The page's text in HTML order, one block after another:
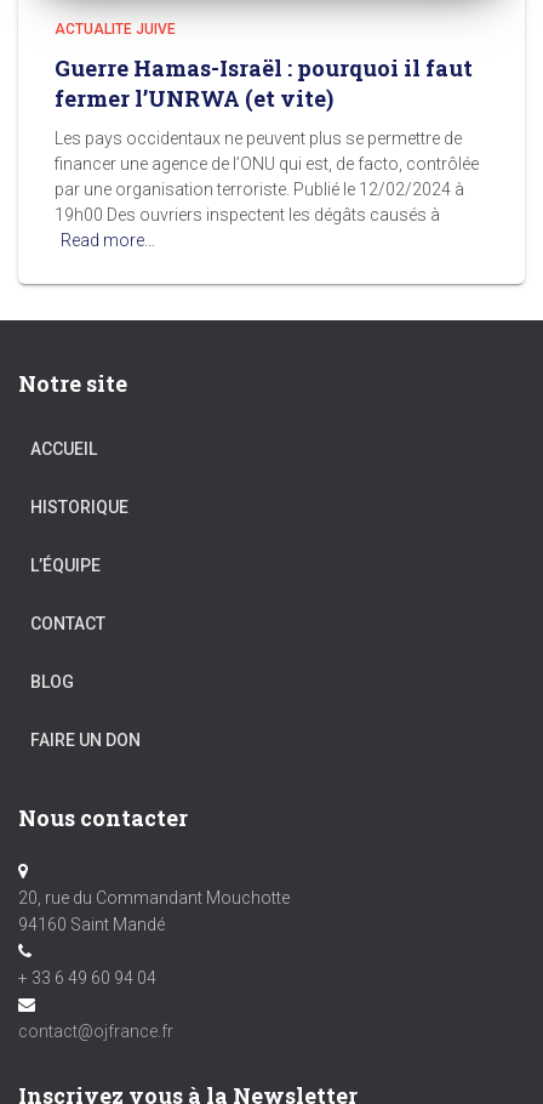
ACTUALITE JUIVE
Guerre Hamas-Israël : pourquoi il faut
fermer l’UNRWA (et vite)
Les pays occidentaux ne peuvent plus se permettre de
financer une agence de l’ONU qui est, de facto, contrôlée
par une organisation terroriste. Publié le 12/02/2024 à
19h00 Des ouvriers inspectent les dégâts causés à
Read more…
Notre site
ACCUEIL
HISTORIQUE
L’ÉQUIPE
CONTACT
BLOG
FAIRE UN DON
Nous contacter
20, rue du Commandant Mouchotte
94160 Saint Mandé
+ 33 6 49 60 94 04
contact@ojfrance.fr
Inscrivez vous à la Newsletter